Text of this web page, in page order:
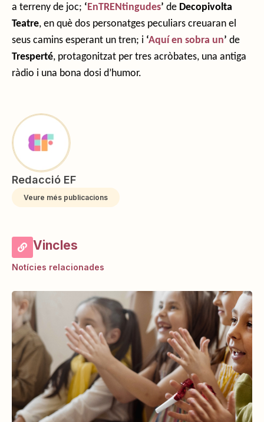
Redacció EF
Veure més publicacions
Vincles
Notícies relacionades
a terreny de joc; ‘ EnTRENtingudes’ de Decopivolta
Teatre, en què dos personatges peculiars creuaran el
seus camins esperant un tren; i ‘Aquí en sobra un’ de
Tresperté, protagonitzat per tres acròbates, una antiga
ràdio i una bona dosi d’humor.